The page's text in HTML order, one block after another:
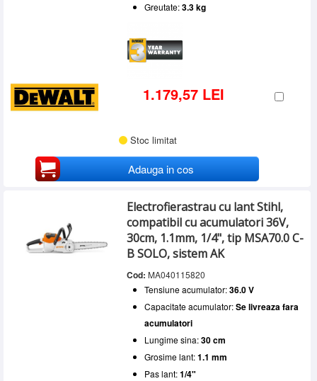
Greutate:3.3 kg
1.179,57 LEI
Stoc limitat
Adauga in cos
Electrofierastrau cu lant Stihl,
compatibil cu acumulatori 36V,
30cm, 1.1mm, 1/4", tip MSA70.0 C-
B SOLO, sistem AK
Cod: MA040115820
Tensiune acumulator:36.0 V
Capacitate acumulator:Se livreaza fara
acumulatori
Lungime sina:30 cm
Grosime lant:1.1 mm
Pas lant:1/4"